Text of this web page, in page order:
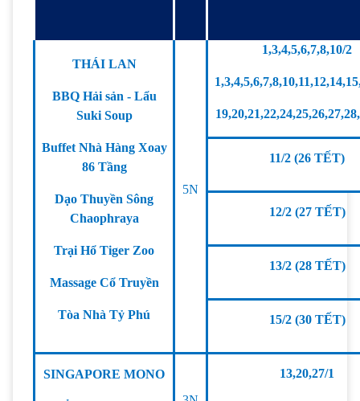
THÁI LAN
BBQ Hải sản - Lẩu
Suki Soup
Buffet Nhà Hàng Xoay
86 Tầng
Dạo Thuyền Sông
Chaophraya
Trại Hổ Tiger Zoo
Massage Cổ Truyền
Tòa Nhà Tỷ Phú
5N
1,3,4,5,6,7,8,10/2
11/2 (26 TẾT)
12/2 (27 TẾT)
13/2 (28 TẾT)
15/2 (30 TẾT)
SINGAPORE MONO 13,20,27/1